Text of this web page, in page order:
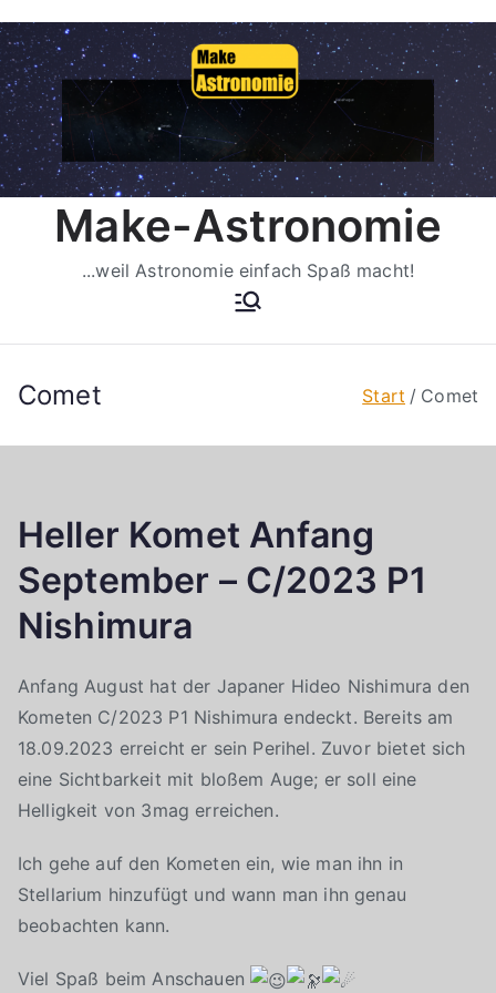
Inhalt
springen
Make-Astronomie
...weil Astronomie einfach Spaß macht!
Comet Start Comet
Heller Komet Anfang
September – C/2023 P1
Nishimura
Anfang August hat der Japaner Hideo Nishimura den
Kometen C/2023 P1 Nishimura endeckt. Bereits am
18.09.2023 erreicht er sein Perihel. Zuvor bietet sich
eine Sichtbarkeit mit bloßem Auge; er soll eine
Helligkeit von 3mag erreichen.
Ich gehe auf den Kometen ein, wie man ihn in
Stellarium hinzufügt und wann man ihn genau
beobachten kann.
Viel Spaß beim Anschauen